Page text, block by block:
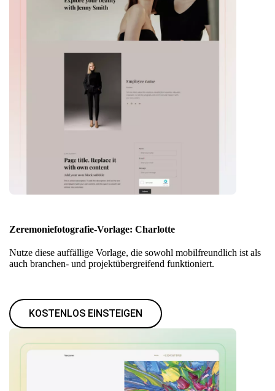
Zeremoniefotografie-Vorlage: Charlotte
Nutze diese auffällige Vorlage, die sowohl mobilfreundlich ist als
auch branchen- und projektübergreifend funktioniert.
KOSTENLOS EINSTEIGEN